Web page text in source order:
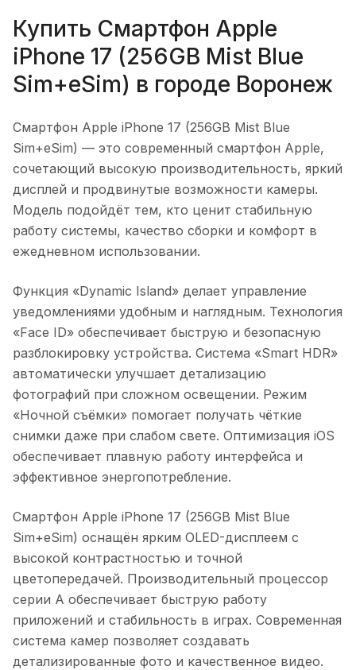
Купить Смартфон Apple
iPhone 17 (256GB Mist Blue
Sim+eSim) в городе Воронеж
Смартфон Apple iPhone 17 (256GB Mist Blue
Sim+eSim) — это современный смартфон Apple,
сочетающий высокую производительность, яркий
дисплей и продвинутые возможности камеры.
Модель подойдёт тем, кто ценит стабильную
работу системы, качество сборки и комфорт в
ежедневном использовании.
Функция «Dynamic Island» делает управление
уведомлениями удобным и наглядным. Технология
«Face ID» обеспечивает быструю и безопасную
разблокировку устройства. Система «Smart HDR»
автоматически улучшает детализацию
фотографий при сложном освещении. Режим
«Ночной съёмки» помогает получать чёткие
снимки даже при слабом свете. Оптимизация iOS
обеспечивает плавную работу интерфейса и
эффективное энергопотребление.
Смартфон Apple iPhone 17 (256GB Mist Blue
Sim+eSim) оснащён ярким OLED-дисплеем с
высокой контрастностью и точной
цветопередачей. Производительный процессор
серии A обеспечивает быструю работу
приложений и стабильность в играх. Современная
система камер позволяет создавать
детализированные фото и качественное видео.